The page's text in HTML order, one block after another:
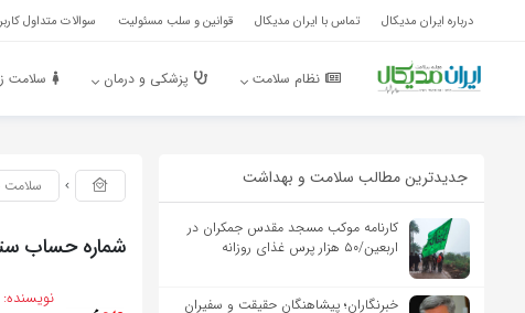
درباره ایران مدیکال تماس با ایران مدیکال قوانین و سلب مسئولیت سوالات متداول
نظام سلامت پزشکی و درمان سلامت
جدیدترین مطالب سلامت و بهداشت
کارنامه موکب مسجد مقدس جمکران در
اربعین/۵۰ هزار پرس غذای روزانه
خبرنگاران؛ پیشاهنگان حقیقت و سفیران
سلامت
شماره حساب
نویسنده: